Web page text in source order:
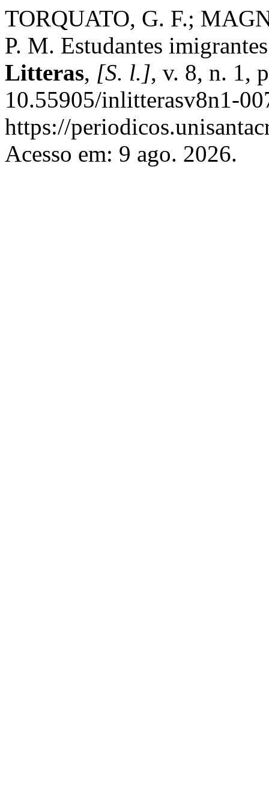
TORQUATO, G. F.;
P. M. Estudantes
Litteras, [S. l.], v. 8, n. 1,
10.55905/inlitterasv8n1-
https://
Acesso em: 9 ago. 2026.